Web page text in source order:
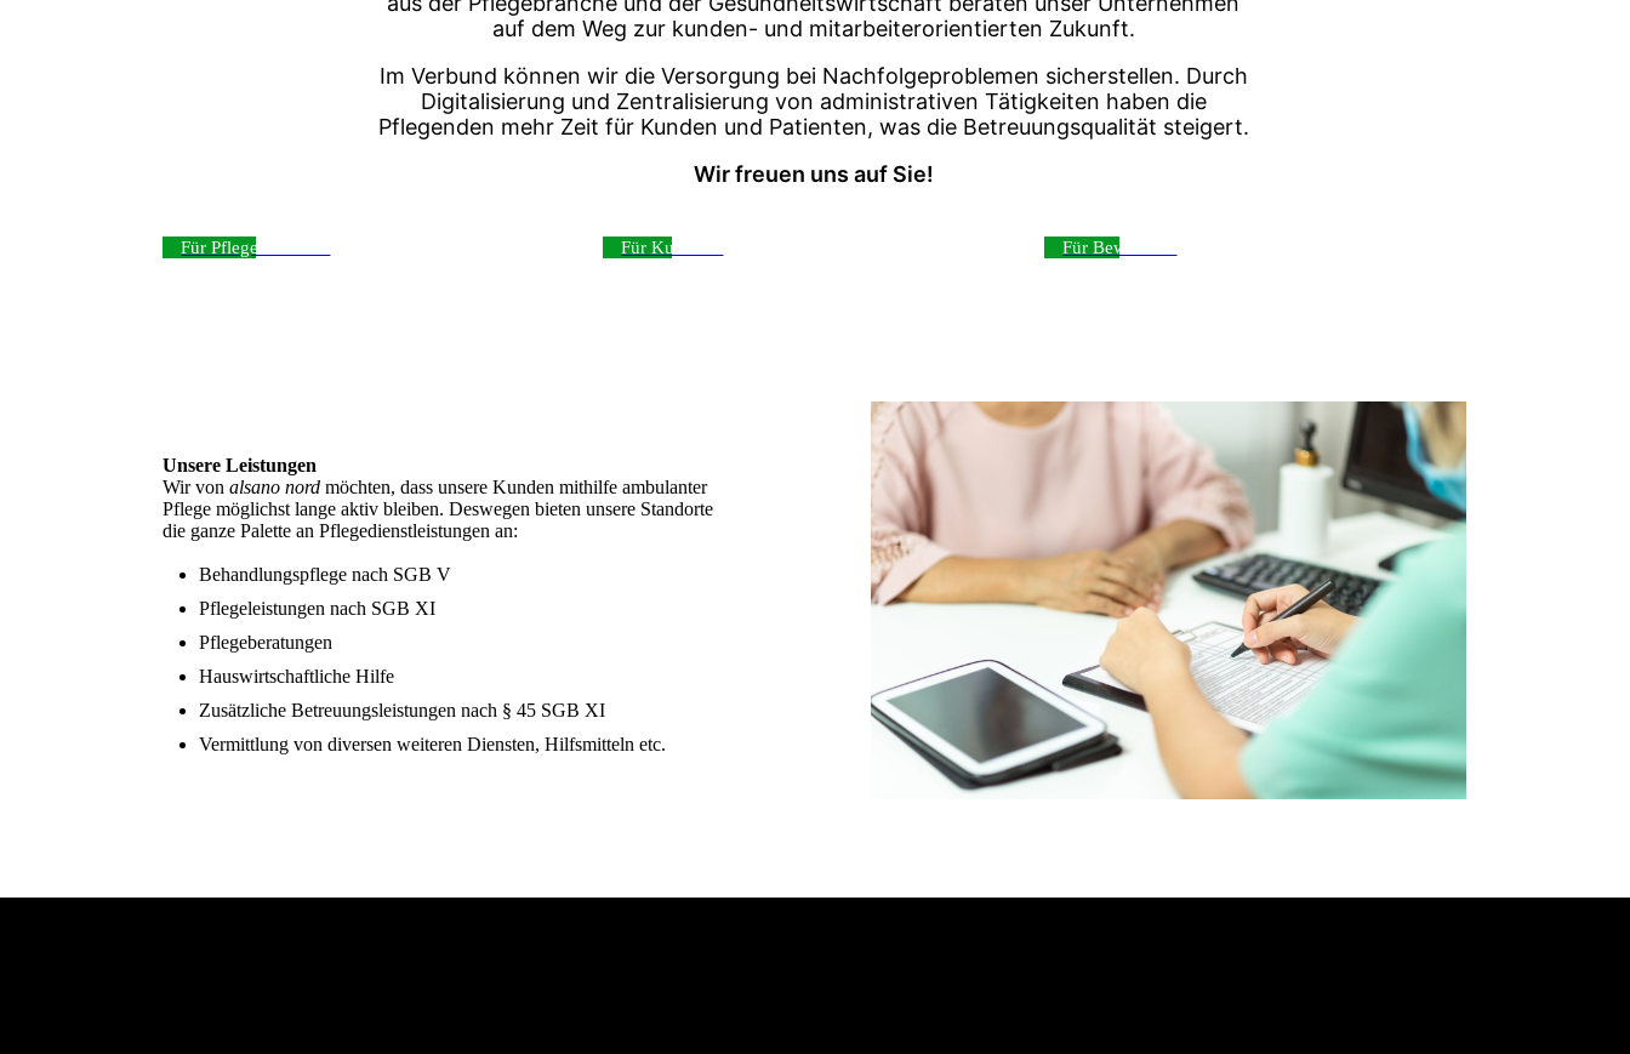
auf dem Weg zur kunden- und mitarbeiterorientierten Zukunft.
Im Verbund können wir die Versorgung bei Nachfolgeproblemen sicherstellen. Durch
Digitalisierung und Zentralisierung von administrativen Tätigkeiten haben die
Pflegenden mehr Zeit für Kunden und Patienten, was die Betreuungsqualität steigert.
Wir freuen uns auf Sie!
Für Pflegebetriebe › Für Kunden › Für Bewerber ›
Unsere Leistungen
Wir vonalsano nord möchten, dass unsere Kunden mithilfe ambulanter
Pflege möglichst lange aktiv bleiben. Deswegen bieten unsere Standorte
die ganze Palette an Pflegedienstleistungen an:
Behandlungspflege nach SGB V
Pflegeleistungen nach SGB XI
Pflegeberatungen
Hauswirtschaftliche Hilfe
Zusätzliche Betreuungsleistungen nach § 45 SGB XI
Vermittlung von diversen weiteren Diensten, Hilfsmitteln etc.